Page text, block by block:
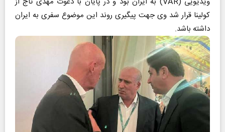
کولینا قرار شد وی جهت پیگیری روند این موضوع سفری به ایران
داشته باشد.